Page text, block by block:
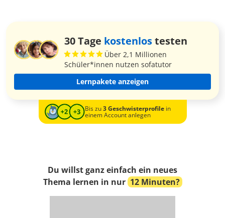
30 Tage kostenlostesten
Über 2,1 Millionen
Schüler*innen nutzen sofatutor
Lernpakete anzeigen
Bis zu3 Geschwisterprofilein
einem Account anlegen
Du willst ganz einfach ein neues
Thema lernen in nur 12 Minuten?